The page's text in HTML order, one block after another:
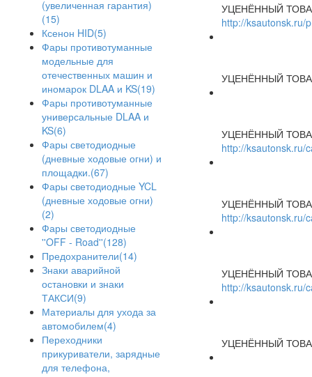
(увеличенная гарантия)
(15)
Ксенон HID(5)
Фары противотуманные
модельные для
отечественных машин и
иномарок DLAA и KS(19)
Фары противотуманные
универсальные DLAA и
KS(6)
Фары светодиодные
(дневные ходовые огни) и
площадки.(67)
Фары светодиодные YCL
(дневные ходовые огни)
(2)
Фары светодиодные
''OFF - Road''(128)
Предохранители(14)
Знаки аварийной
остановки и знаки
ТАКСИ(9)
Материалы для ухода за
автомобилем(4)
Переходники
прикуриватели, зарядные
для телефона,
УЦЕНЁННЫЙ
http://ksautonsk.ru/
УЦЕНЁННЫЙ
УЦЕНЁННЫЙ
http://ksautonsk.ru/
УЦЕНЁННЫЙ
http://ksautonsk.ru/
УЦЕНЁННЫЙ
http://ksautonsk.ru/
УЦЕНЁННЫЙ